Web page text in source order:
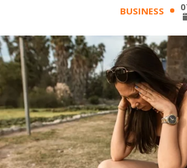
BUSINESS